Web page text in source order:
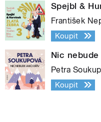
Spejbl &
František
Koupit
Nic
Petra
Koupit